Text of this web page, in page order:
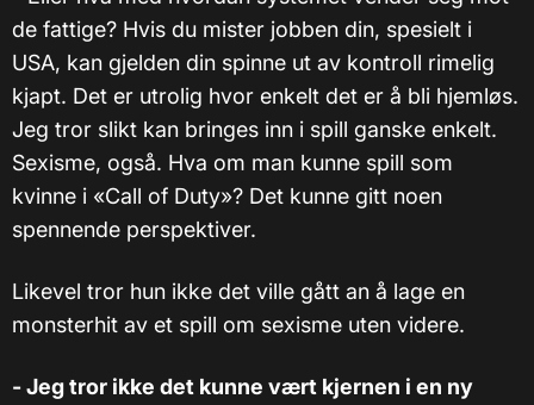
de fattige? Hvis du mister jobben din, spesielt i
USA, kan gjelden din spinne ut av kontroll rimelig
kjapt. Det er utrolig hvor enkelt det er å bli hjemløs.
Jeg tror slikt kan bringes inn i spill ganske enkelt.
Sexisme, også. Hva om man kunne spill som
kvinne i «Call of Duty»? Det kunne gitt noen
spennende perspektiver.
Likevel tror hun ikke det ville gått an å lage en
monsterhit av et spill om sexisme uten videre.
- Jeg tror ikke det kunne vært kjernen i en ny